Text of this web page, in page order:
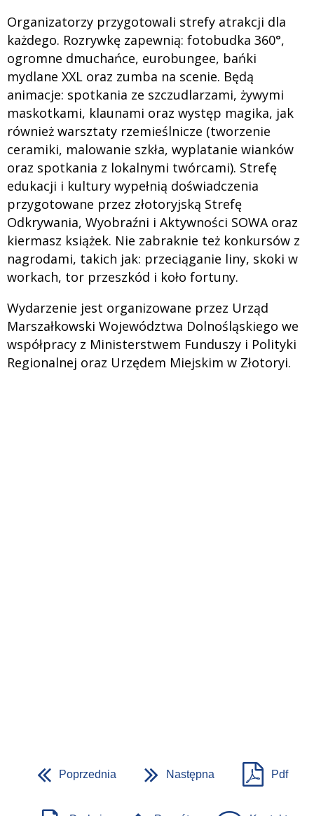
Organizatorzy przygotowali strefy atrakcji dla
każdego. Rozrywkę zapewnią: fotobudka 360°,
ogromne dmuchańce, eurobungee, bańki
mydlane XXL oraz zumba na scenie. Będą
animacje: spotkania ze szczudlarzami, żywymi
maskotkami, klaunami oraz występ magika, jak
również warsztaty rzemieślnicze (tworzenie
ceramiki, malowanie szkła, wyplatanie wianków
oraz spotkania z lokalnymi twórcami). Strefę
edukacji i kultury wypełnią doświadczenia
przygotowane przez złotoryjską Strefę
Odkrywania, Wyobraźni i Aktywności SOWA oraz
kiermasz książek. Nie zabraknie też konkursów z
nagrodami, takich jak: przeciąganie liny, skoki w
workach, tor przeszkód i koło fortuny.
Wydarzenie jest organizowane przez Urząd
Marszałkowski Województwa Dolnośląskiego we
współpracy z Ministerstwem Funduszy i Polityki
Regionalnej oraz Urzędem Miejskim w Złotoryi.
Poprzednia Następna Pdf